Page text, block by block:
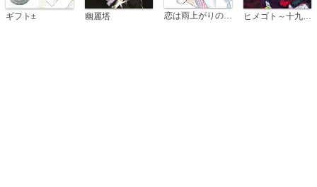
ギフト± 幽麗塔 恋は雨上がりのように